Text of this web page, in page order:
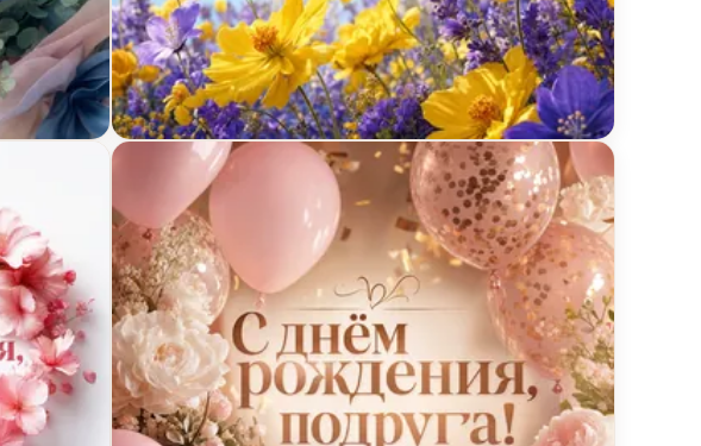
букетомОткрытка с днём рождения с полевыми цветами